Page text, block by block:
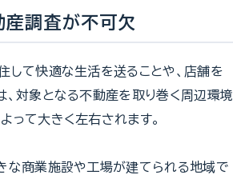
産調査が不可欠
して快適な生活を送ることや、店舗を
対象となる不動産を取り巻く周辺環境
って大きく左右されます。
な商業施設や工場が建てられる地域で